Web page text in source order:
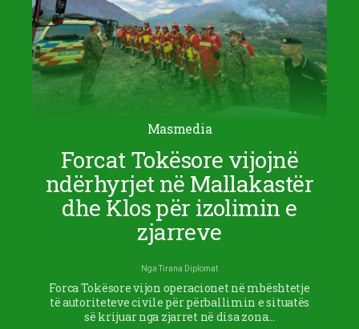
Masmedia
Forcat Tokësore vijojnë
ndërhyrjet në Mallakastër
dhe Klos për izolimin e
zjarreve
NgaTirana Diplomat
Forca Tokësore vijon operacionet në mbështetje
të autoriteteve civile për përballimin e situatës
së krijuar nga zjarret në disa zona…